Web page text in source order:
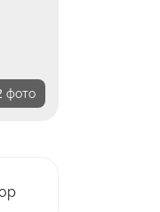
фото